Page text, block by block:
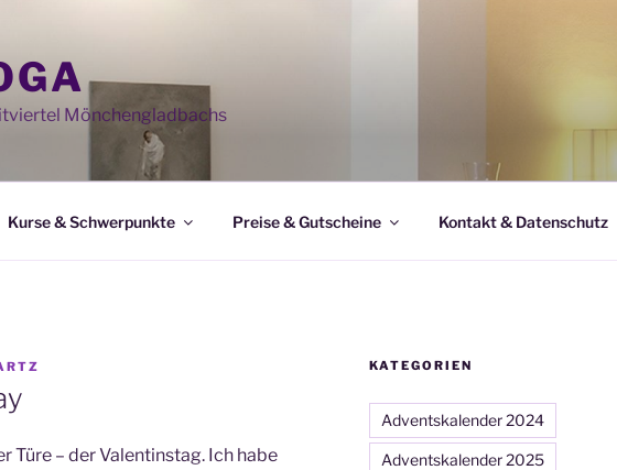
Mönchengladbachs
Kurse & Schwerpunkte Preise & Gutscheine Kontakt & Datenschutz
Türe – der Valentinstag. Ich habe
KATEGORIEN
Adventskalender 2024
Adventskalender 2025